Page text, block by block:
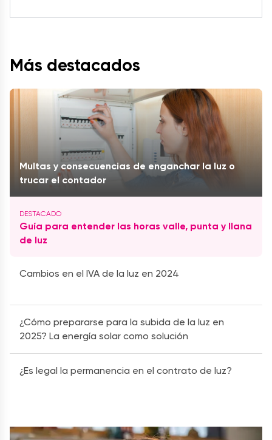
Más destacados
Multas y consecuencias de enganchar la luz o
trucar el contador
Guía para entender las horas valle, punta y llana
de luz
Cambios en el IVA de la luz en 2024
¿Cómo prepararse para la subida de la luz en
2025? La energía solar como solución
¿Es legal la permanencia en el contrato de luz?